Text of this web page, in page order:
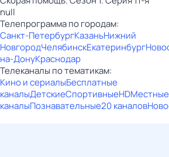
null
Телепрограмма по городам:
Санкт-ПетербургКазаньНижний
НовгородЧелябинскЕкатеринбург
на-ДонуКраснодар
Телеканалы по тематикам:
Кино и сериалыБесплатные
каналыДетскиеСпортивныеHDМестные
каналыПознавательные20 каналов